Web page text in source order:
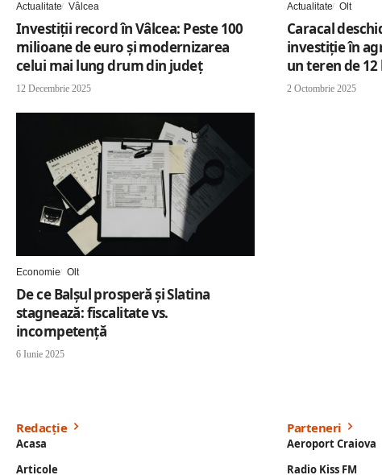
Actualitate Vâlcea
Investiții record în Vâlcea: Peste 100
milioane de euro și modernizarea
celui mai lung drum din județ
12 Decembrie 2025
Actualitate Olt
Caracal
investiție în
un teren de
2 Octombrie 2025
Economie Olt
De ce Balșul prosperă și Slatina
stagnează: fiscalitate vs.
incompetență
6 Iunie 2025
Redacție
Acasa
Articole
Parteneri
Aeroport Craiova
Radio Kiss FM